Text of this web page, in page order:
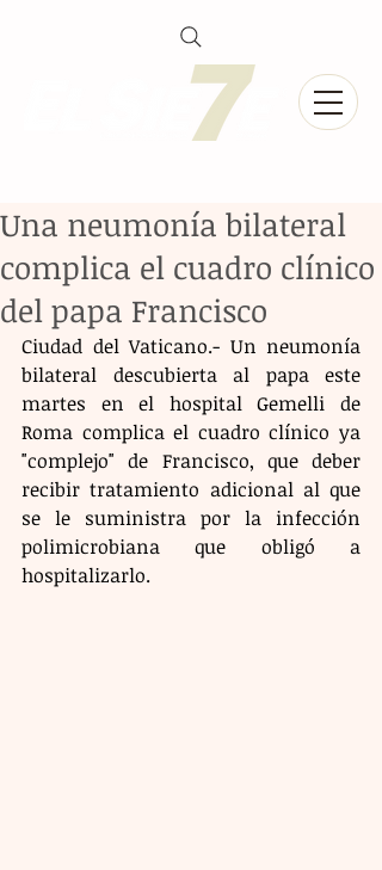
Una neumonía bilateral
complica el cuadro clínico
del papa Francisco
Ciudad del Vaticano.- Un neumonía
bilateral descubierta al papa este
martes en el hospital Gemelli de
Roma complica el cuadro clínico ya
"complejo" de Francisco, que deber
recibir tratamiento adicional al que
se le suministra por la infección
polimicrobiana que obligó a
hospitalizarlo.